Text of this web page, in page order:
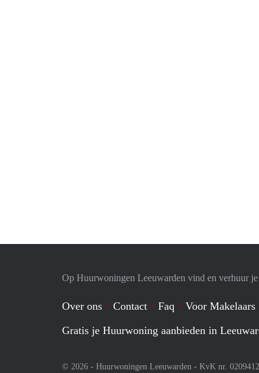
Op Huurwoningen Leeuwarden vind en verhuur
Over ons Contact Faq
Voor Makelaars
Gratis je Huurwoning aanbieden in
© 2026 - Huurwoningen Leeuwarden - KvK nr.